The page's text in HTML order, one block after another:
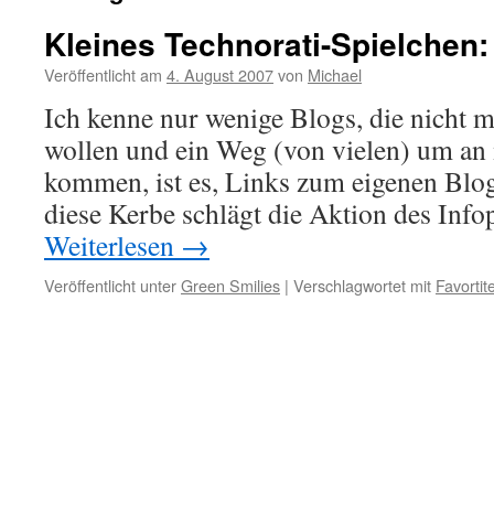
Kleines Technorati-
Veröffentlicht am 4. August 2007von Michael
Ich kenne nur wenige Blogs, die nicht
wollen und ein Weg (von vielen) um
kommen, ist es, Links zum eigenen
diese Kerbe schlägt die Aktion des
Weiterlesen →
Veröffentlicht unterGreen Smilies | Verschlagwortet mit